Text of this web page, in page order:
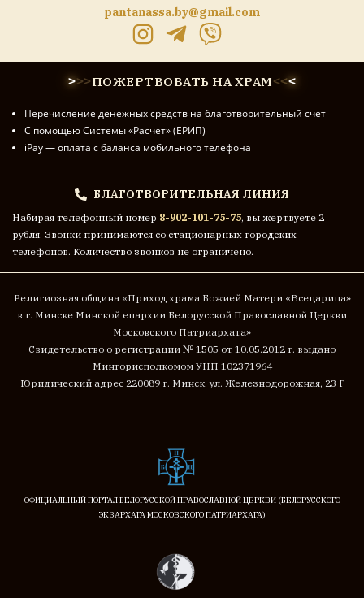
pantanassa.by@gmail.com
>>>ПОЖЕРТВОВАТЬ НА ХРАМ<<<
Перечисление денежных средств на благотворительный счет
С помощью Системы «Расчет» (ЕРИП)
iPay — оплата с баланса мобильного телефона
БЛАГОТВОРИТЕЛЬНАЯ ЛИНИЯ
Набирая телефонный номер 8-902-101-75-75, вы жертвуете 2
рубля. Звонки принимаются со стационарных городских
телефонов. Количество звонков не ограничено.
Религиозная община «Приход храма Божией Матери «Всецарица»
в г. Минске Минской епархии Белорусской Православной Церкви
Московского Патриархата»
Cвидетельство о регистрации № 1505 от 10.05.2012 г. выдано
Мингорисполкомом УНП 102371964
Юридический адрес 220089 г. Минск, ул. Железнодорожная, 23 Г
ОФИЦИАЛЬНЫЙ ПОРТАЛ БЕЛОРУССКОЙ ПРАВОСЛАВНОЙ ЦЕРКВИ (БЕЛОРУССКОГО
ЭКЗАРХАТА МОСКОВСКОГО ПАТРИАРХАТА)